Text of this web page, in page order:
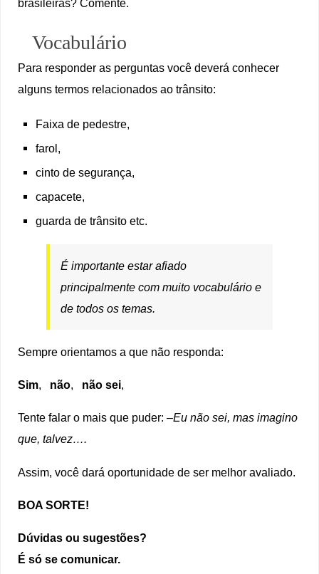
brasileiras? Comente.
Vocabulário
Para responder as perguntas você deverá conhecer
alguns termos relacionados ao trânsito:
Faixa de pedestre,
farol,
cinto de segurança,
capacete,
guarda de trânsito etc.
É importante estar afiado
principalmente com muito vocabulário e
de todos os temas.
Sempre orientamos a que não responda:
Sim, não, não sei,
Tente falar o mais que puder: –Eu não sei, mas imagino
que, talvez….
Assim, você dará oportunidade de ser melhor avaliado.
BOA SORTE!
Dúvidas ou sugestões?
É só se comunicar.